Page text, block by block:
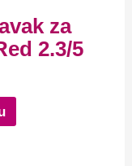
za
2.3/5